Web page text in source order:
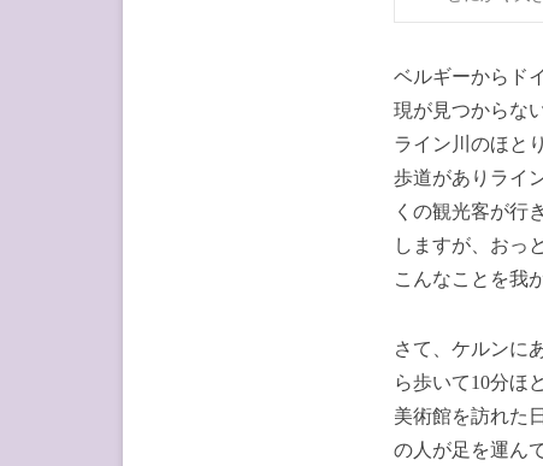
ベルギーからド
現が見つからな
ライン川のほと
歩道がありライ
くの観光客が行
しますが、おっ
こんなことを我
さて、ケルンに
ら歩いて10分ほ
美術館を訪れた
の人が足を運ん